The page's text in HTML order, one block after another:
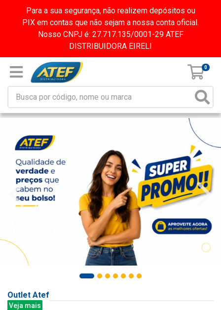
Para a sua segurança, não realizem depósitos ou
PIX em contas que não sejam a nossa conta oficial.
Nosso CNPJ é: 27.717.135/0001-29 ATEF
DISTRIBUIDORA EIRELI
0
Outlet Atef
Veja mais